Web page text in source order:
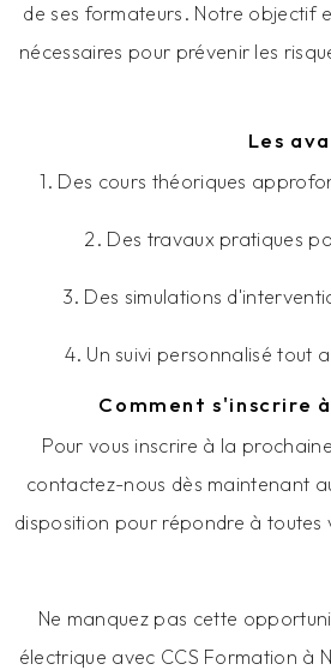
de ses formateurs. Notre objectif
nécessaires pour prévenir les
Les
1. Des cours théoriques
2. Des travaux pratiques
3. Des simulations
4. Un suivi personnalisé tout
Comment s'inscrire
Pour vous inscrire à la
contactez-nous dès maintenant
disposition pour répondre à
Ne manquez pas cette
électrique avec CCS Formation à